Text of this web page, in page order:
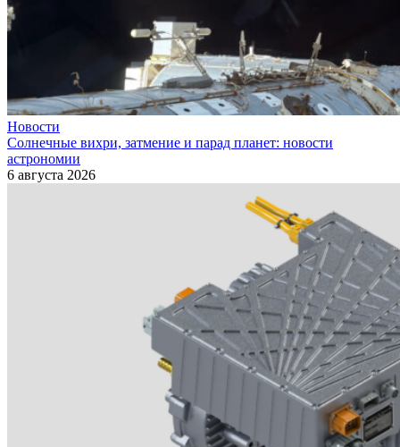
Новости
Солнечные вихри, затмение и парад планет: новости
астрономии
6 августа 2026